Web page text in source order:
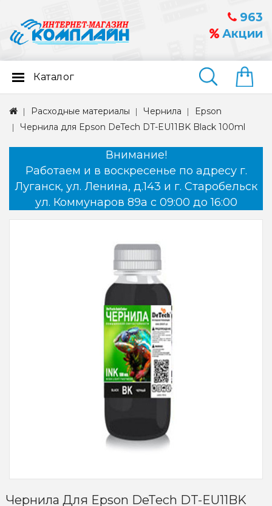
963
Акции
Найти
Каталог
Расходные материалы Чернила
Epson
Чернила для Epson DeTech DT-EU11BK Black 100ml
Внимание!
Работаем и в воскресенье по адресу г.
Луганск, ул. Ленина, д.143 и г. Старобельск
ул. Коммунаров 89а с 09:00 до 16:00
Чернила Для Epson DeTech DT-EU11BK